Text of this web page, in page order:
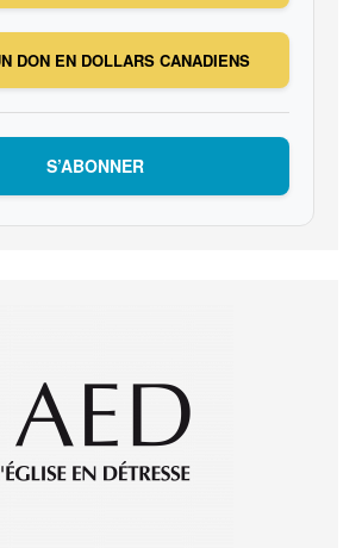
DON EN DOLLARS CANADIENS
S’ABONNER